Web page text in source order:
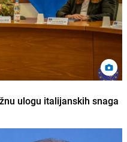
ulogu italijanskih snaga